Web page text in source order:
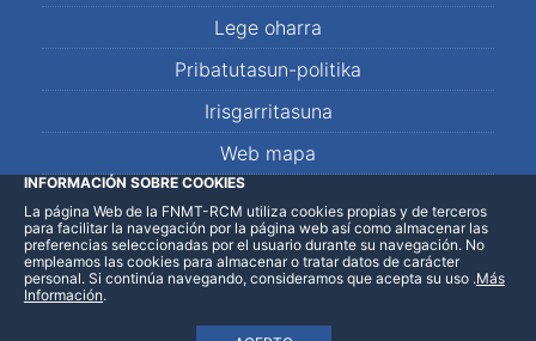
Lege oharra
Pribatutasun-politika
Irisgarritasuna
Web mapa
LinkedInFacebookWhatsApp
INFORMACIÓN SOBRE COOKIES
La página Web de la FNMT-RCM utiliza cookies propias y de terceros
para facilitar la navegación por la página web así como almacenar las
preferencias seleccionadas por el usuario durante su navegación. No
empleamos las cookies para almacenar o tratar datos de carácter
personal. Si continúa navegando, consideramos que acepta su uso .Más
Información.